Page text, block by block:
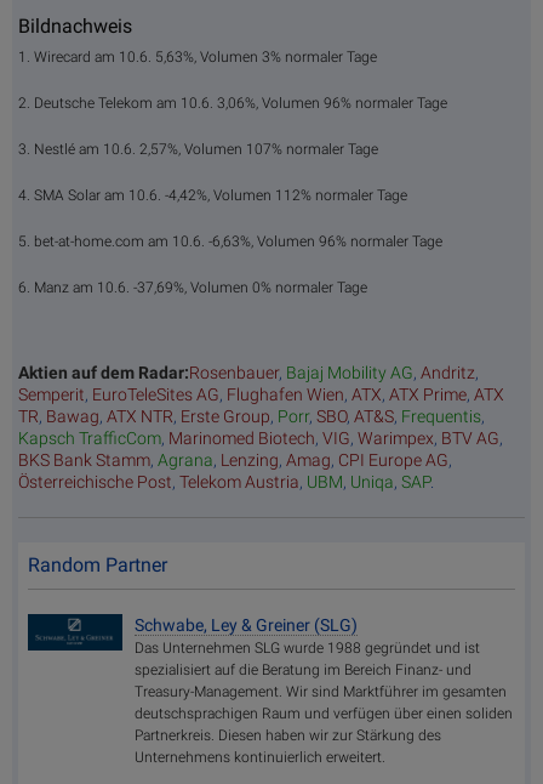
Bildnachweis
1. Wirecard am 10.6. 5,63%, Volumen 3% normaler Tage
2. Deutsche Telekom am 10.6. 3,06%, Volumen 96% normaler Tage
3. Nestlé am 10.6. 2,57%, Volumen 107% normaler Tage
4. SMA Solar am 10.6. -4,42%, Volumen 112% normaler Tage
5. bet-at-home.com am 10.6. -6,63%, Volumen 96% normaler Tage
6. Manz am 10.6. -37,69%, Volumen 0% normaler Tage
Aktien auf dem Radar:Rosenbauer, Bajaj Mobility AG, Andritz,
Semperit, EuroTeleSites AG, Flughafen Wien, ATX, ATX Prime, ATX
TR, Bawag, ATX NTR, Erste Group, Porr, SBO, AT&S, Frequentis,
Kapsch TrafficCom, Marinomed Biotech, VIG, Warimpex, BTV AG,
BKS Bank Stamm, Agrana, Lenzing, Amag, CPI Europe AG,
Österreichische Post, Telekom Austria, UBM, Uniqa, SAP.
Random Partner
Schwabe, Ley & Greiner (SLG)
Das Unternehmen SLG wurde 1988 gegründet und ist
spezialisiert auf die Beratung im Bereich Finanz- und
Treasury-Management. Wir sind Marktführer im gesamten
deutschsprachigen Raum und verfügen über einen soliden
Partnerkreis. Diesen haben wir zur Stärkung des
Unternehmens kontinuierlich erweitert.